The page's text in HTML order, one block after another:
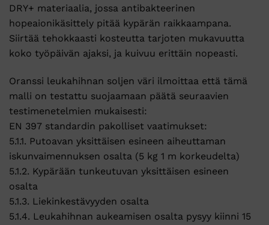
DRY+ materiaalia, jossa antibakteerinen
hopeaionikäsittely pitää kypärän raikkaampana.
Siirtää tehokkaasti kosteutta tarjoten mukavuutta
koko työpäivän ajaksi, ja kuivuu erittäin nopeasti.
Oranssi leukahihnan soljen väri ilmoittaa että tämä
malli on testattu suojaamaan päätä seuraavien
testimenetelmien mukaisesti:
EN 397 standardin pakolliset vaatimukset:
5.1.1. Putoavan yksittäisen esineen aiheuttaman
iskunvaimennuksen osalta (5 kg 1 m korkeudelta)
5.1.2. Kypärään tunkeutuvan yksittäisen esineen
osalta
5.1.3. Liekinkestävyyden osalta
5.1.4. Leukahihnan aukeamisen osalta pysyy kiinni 15